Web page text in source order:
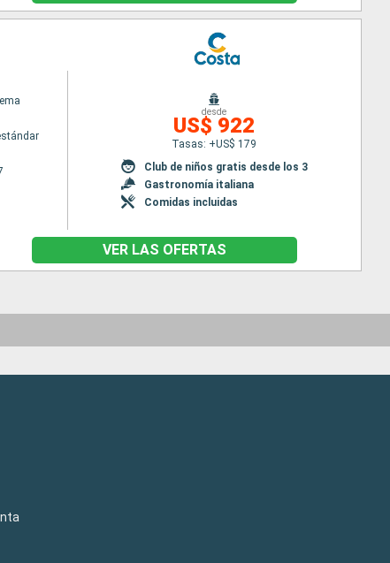
desde
US$ 922
Tasas: +US$ 179
Club de niños gratis desde los 3
Gastronomía italiana
Comidas incluidas
VER LAS OFERTAS